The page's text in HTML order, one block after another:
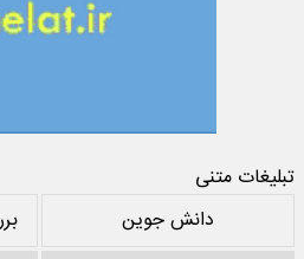
تبلیغات متنی
دانش جوین